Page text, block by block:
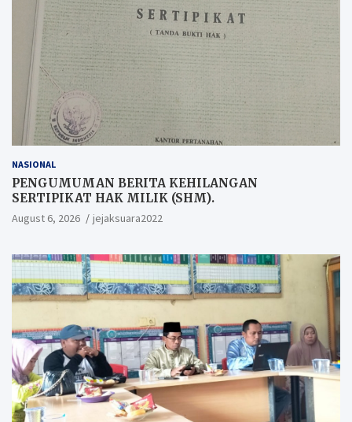
NASIONAL
PENGUMUMAN BERITA KEHILANGAN
SERTIPIKAT HAK MILIK (SHM).
August 6, 2026 jejaksuara2022